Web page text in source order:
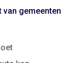
gemeenten